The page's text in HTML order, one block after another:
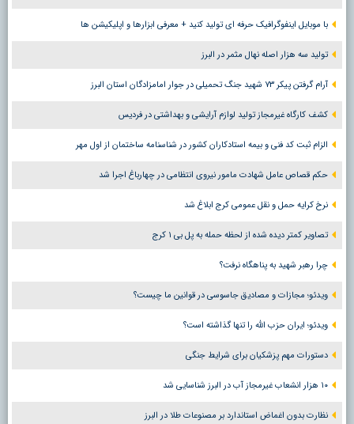
با موبایل اینفوگرافیک حرفه ای تولید کنید + معرفی ابزارها و اپلیکیشن ها
تولید سه هزار اصله نهال مثمر در البرز
آرام گرفتن پیکر ۷۳ شهید جنگ تحمیلی در جوار امامزادگان استان البرز
کشف کارگاه غیرمجاز تولید لوازم آرایشی و بهداشتی در فردیس
الزام ثبت کد فنی و بیمه استادکاران کشور در شناسنامه ساختمان از اول مهر
حکم قصاص عامل شهادت مامور نیروی انتظامی در چهارباغ اجرا شد
نرخ کرایه حمل و نقل عمومی کرج ابلاغ شد
تصاویر کمتر دیده شده از لحظه حمله به پل بی ۱ کرج
چرا رهبر شهید به پناهگاه نرفت؟
ویدئو؛ مجازات و مصادیق جاسوسی در قوانین ما چیست؟
ویدئو؛ ایران حزب الله را تنها گذاشته است؟
دستورات مهم پزشکیان برای شرایط جنگی
۱۰ هزار انشعاب غیرمجاز آب در البرز شناسایی شد
نظارت بدون اغماض استاندارد بر مصنوعات طلا در البرز